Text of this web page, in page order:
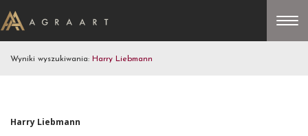
Wyniki wyszukiwania: Harry Liebmann
Harry Liebmann